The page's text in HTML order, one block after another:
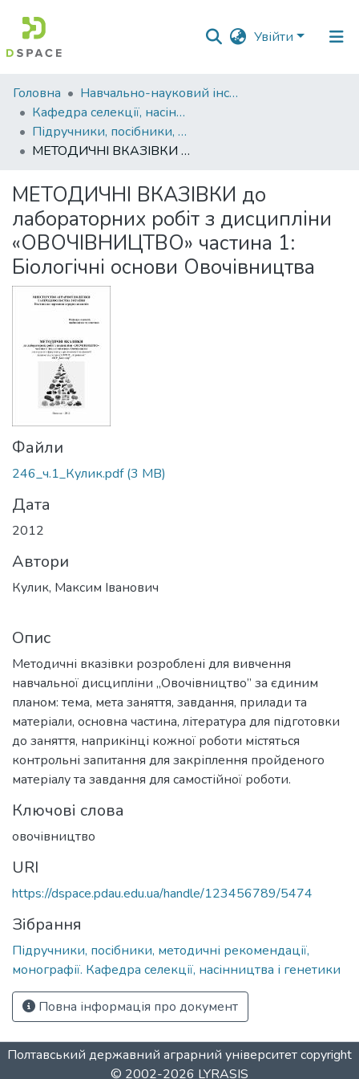
Увійти
Фонди
та
зібрання
Пошук за критеріями
Статистика
Головна
Навчально-науковий інститут агротехнологій, селекції та екології
Кафедра селекції, насінництва і генетики
Підручники, посібники, методичні рекомендації, монографії. Кафедра селекції, насінництва і генетики
МЕТОДИЧНІ ВКАЗІВКИ до лабораторних робіт з дисципліни «ОВОЧІВНИЦТВО» частина 1: Біологічні основи Овочівництва
МЕТОДИЧНІ ВКАЗІВКИ до
лабораторних робіт з дисципліни
«ОВОЧІВНИЦТВО» частина 1:
Біологічні основи Овочівництва
Файли
246_ч.1_Кулик.pdf(3 MB)
Дата
2012
Автори
Кулик, Максим Іванович
Опис
Методичні вказівки розроблені для вивчення
навчальної дисципліни „Овочівництво” за єдиним
планом: тема, мета заняття, завдання, прилади та
матеріали, основна частина, література для підготовки
до заняття, наприкінці кожної роботи містяться
контрольні запитання для закріплення пройденого
матеріалу та завдання для самостійної роботи.
Ключові слова
овочівництво
URI
https://dspace.pdau.edu.ua/handle/123456789/5474
Зібрання
Підручники, посібники, методичні рекомендації,
монографії. Кафедра селекції, насінництва і генетики
Повна інформація про документ
Полтавський державний аграрний університетcopyright
© 2002-2026 LYRASIS